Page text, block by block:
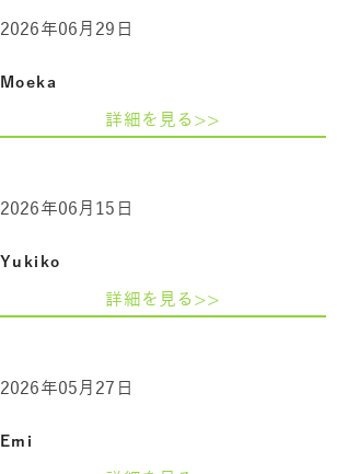
Moeka
2026年06月29日
詳細を見る>>
Yukiko
2026年06月15日
詳細を見る>>
Emi
2026年05月27日